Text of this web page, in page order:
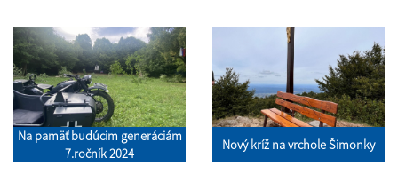
Na pamäť budúcim generáciám
7.ročník 2024
Nový kríž na vrchole Šimonky